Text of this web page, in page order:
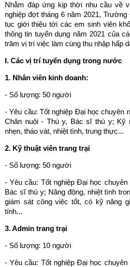
Nhằm đáp ứng kịp thời nhu cầu về
nghiệp đợt tháng 6 năm 2021,
tục giới thiệu tới các em sinh viên
thông tin tuyển dụng năm 2021 của
trăm vị trí việc làm cùng thu nhập hấp
I. Các vị trí tuyển dụng trong nước
1. Nhân viên kinh doanh:
- Số lượng: 50 người
- Yêu cầu: Tốt nghiệp Đại học chuyên
Chăn nuôi - Thú y, Bác sĩ thú y; Kỹ
nhẹn, tháo vát, nhiệt tình, trung thực...
2. Kỹ thuật viên trang trại
- Số lượng: 50 người
- Yêu cầu: Tốt nghiệp Đại học chuyên
Bác sĩ thú y; Năng động, nhiệt tình
giám sát công việc tốt, có kỹ năng
tính...
3. Admin trang trại
- Số lượng: 10 người
- Yêu cầu: Tốt nghiệp Đại học chuyên